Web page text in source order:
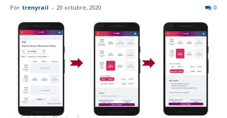
Por trenyrail - 20 octubre, 2020 0